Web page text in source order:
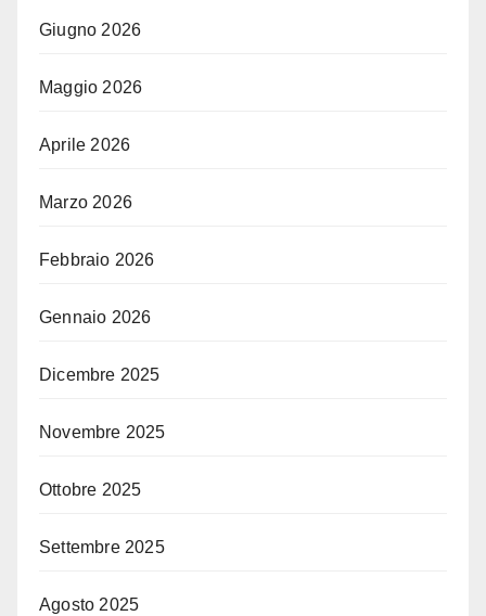
Giugno 2026
Maggio 2026
Aprile 2026
Marzo 2026
Febbraio 2026
Gennaio 2026
Dicembre 2025
Novembre 2025
Ottobre 2025
Settembre 2025
Agosto 2025